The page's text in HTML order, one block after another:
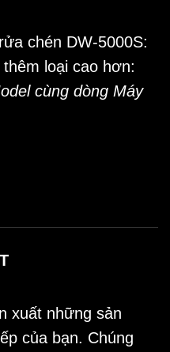
chén DW-5000S:
loại cao hơn:
cùng dòng Máy
xuất những sản
của bạn. Chúng